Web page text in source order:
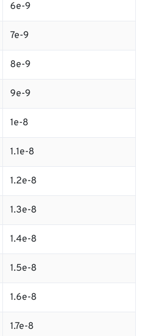
6e-9
7e-9
8e-9
9e-9
1e-8
1.1e-8
1.2e-8
1.3e-8
1.4e-8
1.5e-8
1.6e-8
1.7e-8